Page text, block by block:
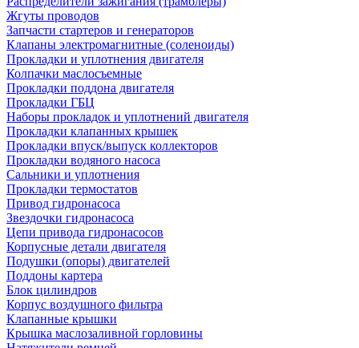
Жгуты проводов
Запчасти стартеров и генераторов
Клапаны электромагнитные (соленоиды)
Прокладки и уплотнения двигателя
Колпачки маслосъемные
Прокладки поддона двигателя
Прокладки ГБЦ
Наборы прокладок и уплотнений двигателя
Прокладки клапанных крышек
Прокладки впуск/выпуск коллекторов
Прокладки водяного насоса
Сальники и уплотнения
Прокладки термостатов
Привод гидронасоса
Звездочки гидронасоса
Цепи привода гидронасосов
Корпусные детали двигателя
Подушки (опоры) двигателей
Поддоны картера
Блок цилиндров
Корпус воздушного фильтра
Клапанные крышки
Крышка маслозаливной горловины